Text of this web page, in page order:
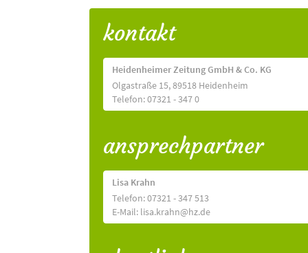
kontakt
Heidenheimer Zeitung GmbH & Co. KG
Olgastraße 15, 89518 Heidenheim
Telefon: 07321 - 347 0
ansprechpartner
Lisa Krahn
Telefon: 07321 - 347 513
E-Mail: lisa.krahn@hz.de